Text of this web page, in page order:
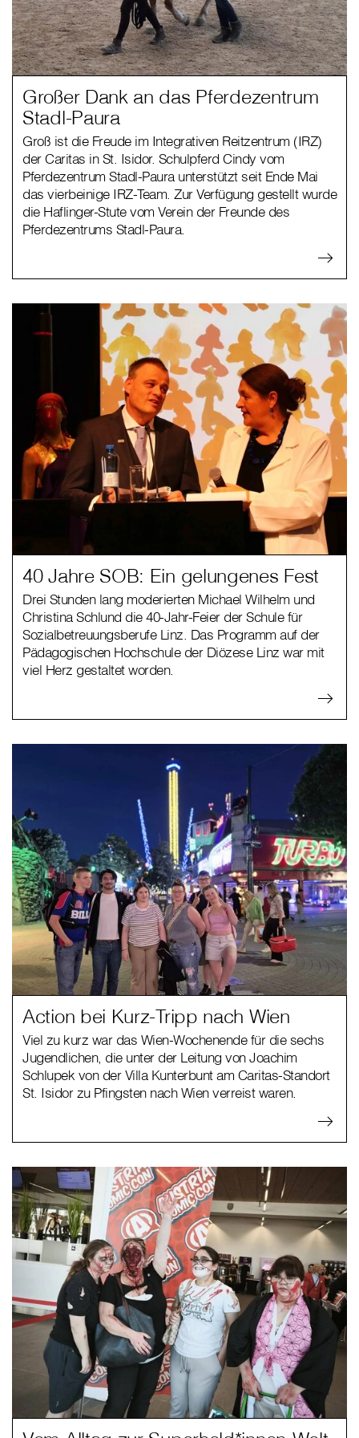
Großer Dank an das Pferdezentrum
Stadl-Paura
Groß ist die Freude im Integrativen Reitzentrum (IRZ)
der Caritas in St. Isidor. Schulpferd Cindy vom
Pferdezentrum Stadl-Paura unterstützt seit Ende Mai
das vierbeinige IRZ-Team. Zur Verfügung gestellt wurde
die Haflinger-Stute vom Verein der Freunde des
Pferdezentrums Stadl-Paura.
40 Jahre SOB: Ein gelungenes Fest
Drei Stunden lang moderierten Michael Wilhelm und
Christina Schlund die 40-Jahr-Feier der Schule für
Sozialbetreuungsberufe Linz. Das Programm auf der
Pädagogischen Hochschule der Diözese Linz war mit
viel Herz gestaltet worden.
Action bei Kurz-Tripp nach Wien
Viel zu kurz war das Wien-Wochenende für die sechs
Jugendlichen, die unter der Leitung von Joachim
Schlupek von der Villa Kunterbunt am Caritas-Standort
St. Isidor zu Pfingsten nach Wien verreist waren.